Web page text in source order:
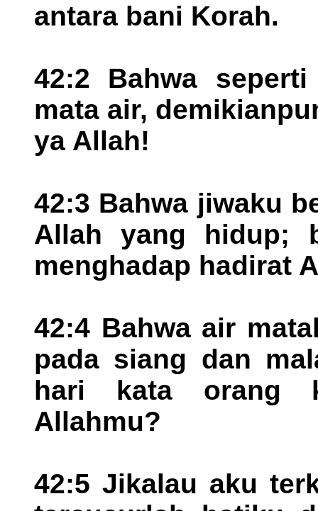
antara bani Korah.
42:2 Bahwa
mata air,
ya Allah!
42:3 Bahwa jiwaku
Allah yang hidup;
menghadap hadirat
42:4 Bahwa air
pada siang dan
hari kata orang
Allahmu?
42:5 Jikalau aku